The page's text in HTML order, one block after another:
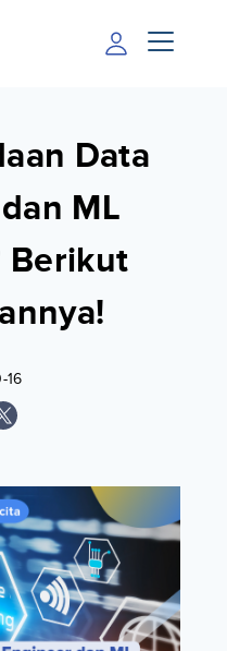
Data
ML
Berikut
16